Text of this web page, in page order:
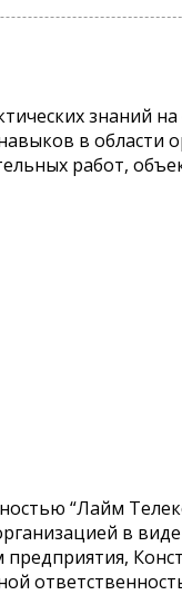
знаний на
в области
работ,
“Лайм
в виде
предприятия,